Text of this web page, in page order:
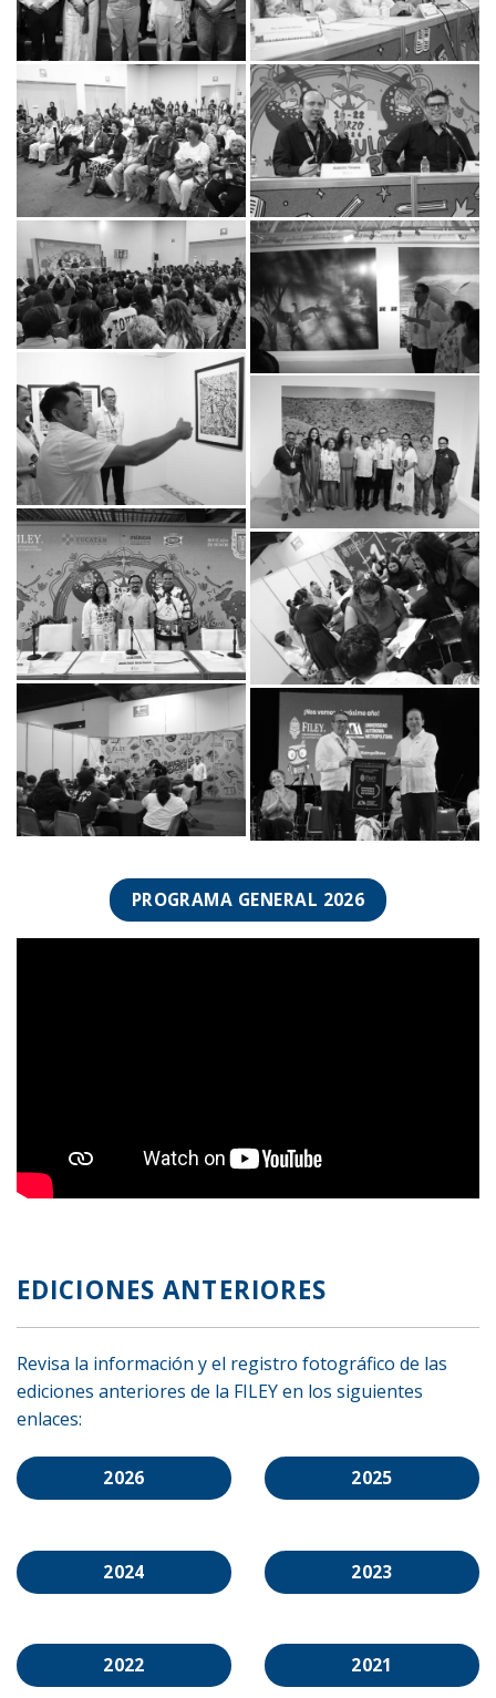
PROGRAMA GENERAL 2026
EDICIONES ANTERIORES
Revisa la información y el registro fotográfico de las
ediciones anteriores de la FILEY en los siguientes
enlaces:
2026 2025
2024 2023
2022 2021